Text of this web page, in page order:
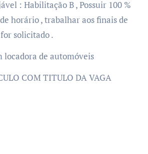
: Habilitação B , Possuir 100 %
horário , trabalhar aos finais de
solicitado .
locadora de automóveis
COM TITULO DA VAGA